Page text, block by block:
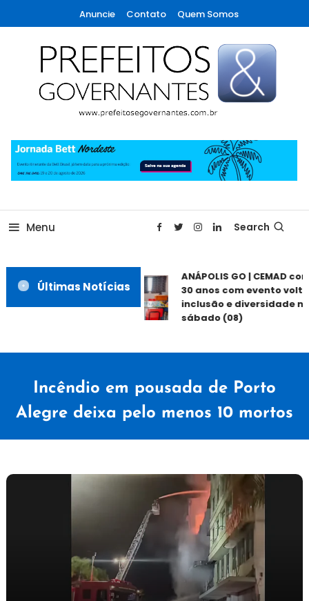
To
Content
Anuncie Contato Quem Somos
Prefeitos & Governantes
Menu Search
Últimas Notícias
ANÁPOLIS GO | CEMAD
30 anos com evento
inclusão e diversidade
sábado (08)
Incêndio em pousada de Porto
Alegre deixa pelo menos 10 mortos